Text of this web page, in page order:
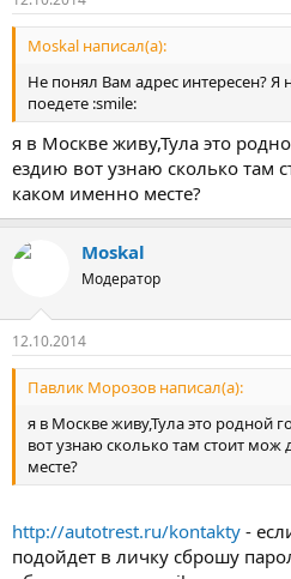
Moskal написал(а):
Не понял Вам адрес интересен? Я
поедете :smile:
я в Москве живу,Тула это
ездию вот узнаю сколько там
каком именно месте?
Moskal
Модератор
12.10.2014
Павлик Морозов написал(а):
я в Москве живу,Тула это родной
вот узнаю сколько там стоит
месте?
http://autotrest.ru/kontakty -
подойдет в личку сброшу